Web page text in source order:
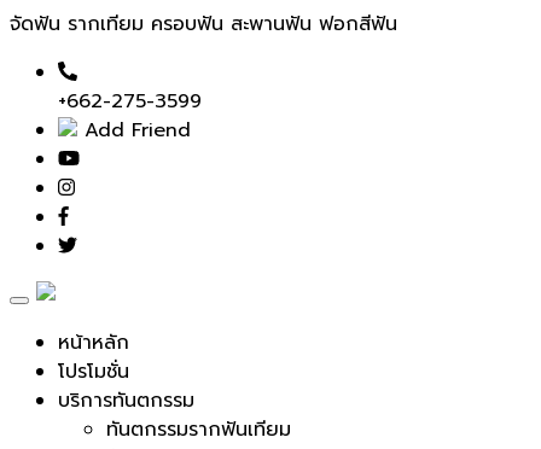
จัดฟัน รากเทียม ครอบฟัน สะพานฟัน ฟอกสีฟัน
+662-275-3599
Add Friend
Toggle
หน้าหลัก
โปรโมชั่น
บริการทันตกรรม
ทันตกรรมรากฟันเทียม